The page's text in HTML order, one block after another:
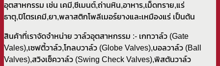
อุตสาหกรรม เช่น เคมี,ซีเมนต์,ถ่านหิน,อาหาร,เม็ดทราย,แร่
ธาตุ,ปิโตรเคมี,ยา,พลาสติกโพลีเมอร์ยางและเหมืองแร่ เป็นต้น
สินค้าที่เราจัดจำหน่าย วาล์วอุตสาหกรรม :- เกทวาล์ว (Gate
Vales),เซฟตี้วาล์ว,โกลบวาล์ว (Globe Valves),บอลวาล์ว (Ball
Valves),สวิงเช็ควาล์ว (Swing Check Valves),พิสตันวาล์ว